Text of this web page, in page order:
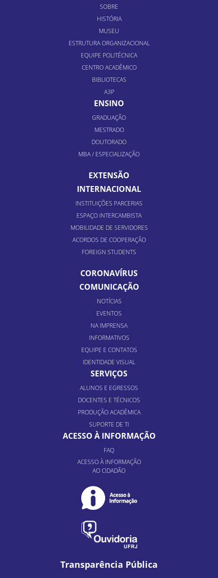
SOBRE
HISTÓRIA
MUSEU
ESTRUTURA ORGANIZACIONAL
EQUIPE POLITÉCNICA
CENTRO ACADÊMICO
BIBLIOTECAS
A3P
ENSINO
GRADUAÇÃO
MESTRADO
DOUTORADO
MBA / ESPECIALIZAÇÃO
EXTENSÃO
INTERNACIONAL
INSTITUIÇÕES PARCERIAS
ESPAÇO INTERCAMBISTA
MOBILIDADE DE SERVIDORES
ACORDOS DE COOPERAÇÃO
FOREIGN STUDENTS
CORONAVÍRUS
COMUNICAÇÃO
NOTÍCIAS
EVENTOS
NA IMPRENSA
INFORMATIVOS
EQUIPE E CONTATOS
IDENTIDADE VISUAL
SERVIÇOS
ALUNOS E EGRESSOS
DOCENTES E TÉCNICOS
PRODUÇÃO ACADÊMICA
SUPORTE DE TI
ACESSO À INFORMAÇÃO
FAQ
ACESSO À INFORMAÇÃO
AO CIDADÃO
Transparência Pública